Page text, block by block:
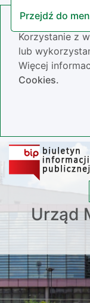
Przejdź do
Nasza strona
Korzystanie z
lub
Więcej
Cookies.
Urząd